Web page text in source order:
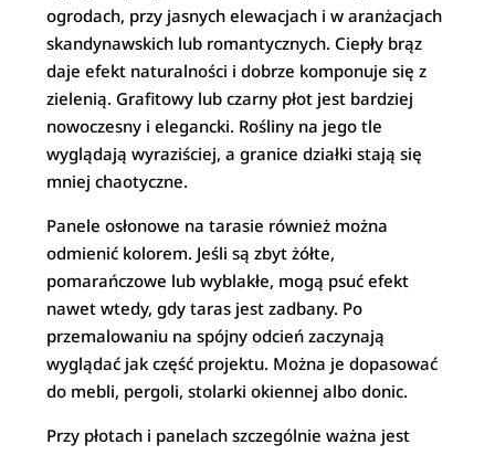
ogrodach, przy jasnych elewacjach i w aranżacjach
skandynawskich lub romantycznych. Ciepły brąz
daje efekt naturalności i dobrze komponuje się z
zielenią. Grafitowy lub czarny płot jest bardziej
nowoczesny i elegancki. Rośliny na jego tle
wyglądają wyraziściej, a granice działki stają się
mniej chaotyczne.
Panele osłonowe na tarasie również można
odmienić kolorem. Jeśli są zbyt żółte,
pomarańczowe lub wyblakłe, mogą psuć efekt
nawet wtedy, gdy taras jest zadbany. Po
przemalowaniu na spójny odcień zaczynają
wyglądać jak część projektu. Można je dopasować
do mebli, pergoli, stolarki okiennej albo donic.
Przy płotach i panelach szczególnie ważna jest